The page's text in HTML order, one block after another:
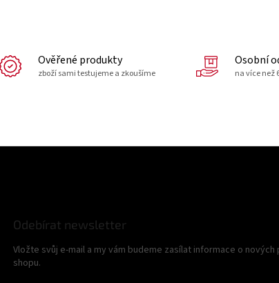
Ověřené produkty
zboží sami testujeme a zkoušíme
Osobní
na více než
Odebírat newsletter
Vložte svůj e-mail a my vám budeme zasílat informace o
shopu.